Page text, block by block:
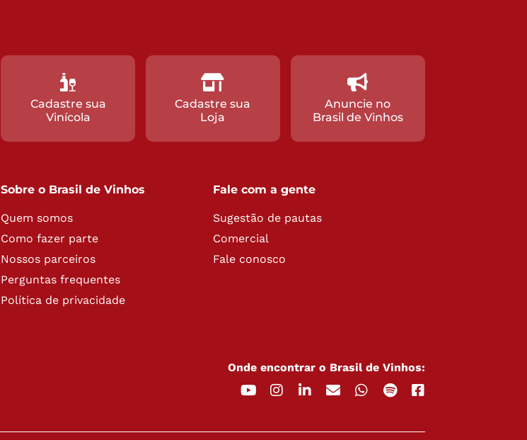
Cadastre sua
Vinícola
Cadastre sua
Loja
Anuncie no
Brasil de Vinhos
Sobre o Brasil de Vinhos
Quem somos
Como fazer parte
Nossos parceiros
Perguntas frequentes
Política de privacidade
Fale com a gente
Sugestão de pautas
Comercial
Fale conosco
Onde encontrar o Brasil de Vinhos: